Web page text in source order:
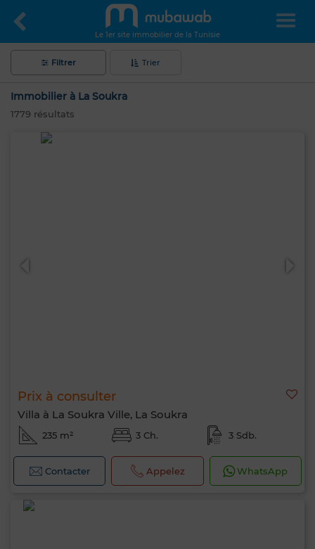
Le 1er site immobilier de la Tunisie
Filtrer Trier
Immobilier à La Soukra
1779 résultats
Prix à consulter
Villa à La Soukra Ville, La Soukra
235 m² 3 Ch. 3 Sdb.
Contacter Appelez WhatsApp